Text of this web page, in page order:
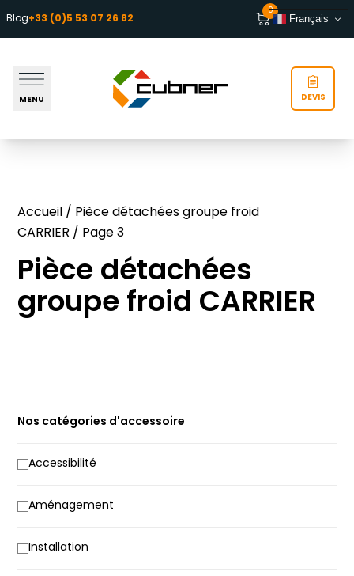
Aller au contenu
Blog+33 (0)5 53 07 26 82
0
Français
MENU DEVIS
Accueil/ Pièce détachées groupe froid
CARRIER / Page 3
Pièce détachées
groupe froid CARRIER
Nos catégories d'accessoire
Accessibilité
Aménagement
Installation